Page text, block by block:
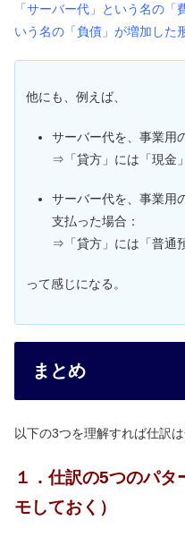
「サーバー代」という名の
いう名の「負債」が増加した
他にも、例えば、
サーバー代を、事業用
⇒「貸方」には「現金
サーバー代を、事業用
支払った場合：
⇒「貸方」には「普通
って感じになる。
まとめ
以下の3つを理解すれば仕訳は
１．仕訳の5つのパ
モしておく）